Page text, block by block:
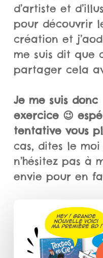
d’artiste et
pour découvrir
création et
me suis dit que
partager cela
Je me suis
exercice 😉
tentative vous
cas, dites le
n’hésitez pas à
envie pour en